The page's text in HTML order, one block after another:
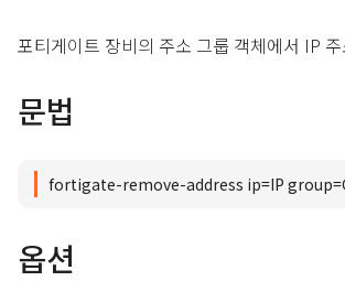
포티게이트 장비의 주소 그룹 객체에서 IP
문법
fortigate-remove-address ip=IP
옵션